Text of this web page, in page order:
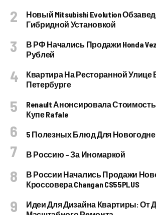
Новый Mitsubishi Evolution
Гибридной Установкой
В РФ Начались Продажи Honda
Рублей
Квартира На Ресторанной Улице
Петербурге
Renault Анонсировала
Купе Rafale
5 Полезных Блюд Для
В Россию – За Иномаркой
В России Начались Продажи
Кроссовера Changan CS55PLUS
Идеи Для Дизайна Квартиры: От